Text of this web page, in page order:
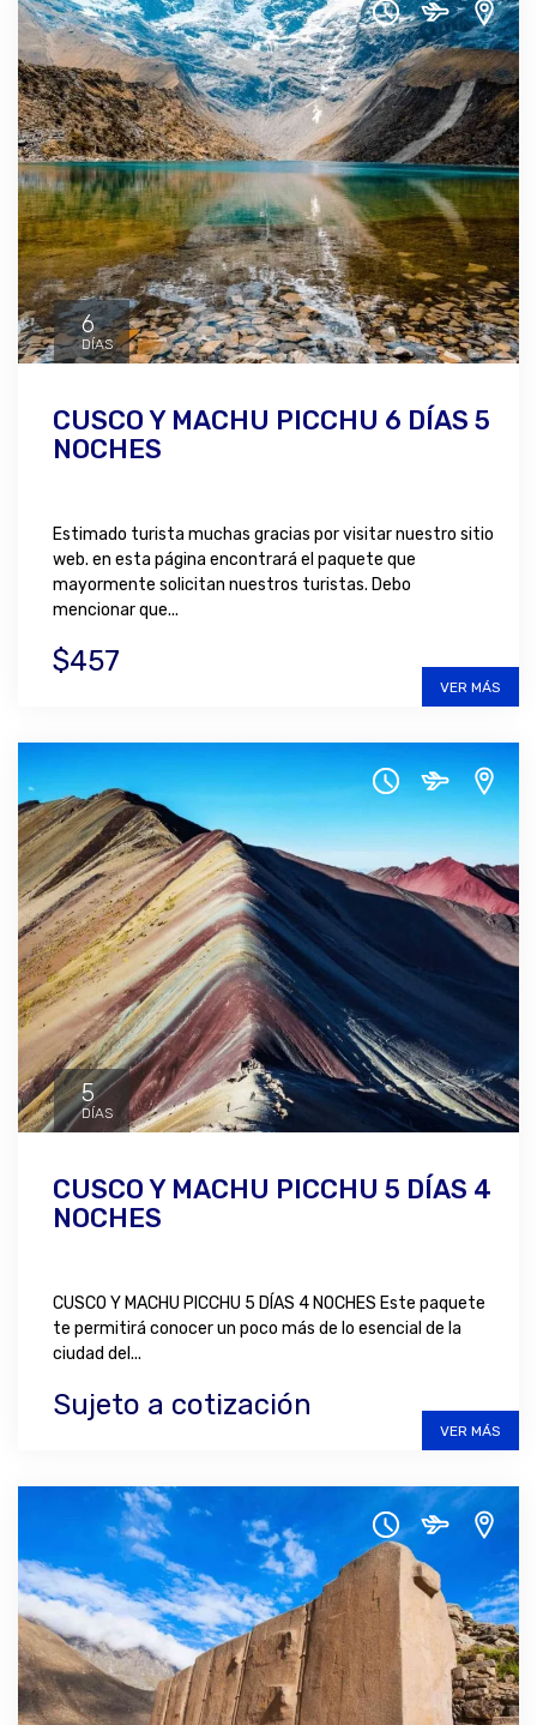
6
DÍAS
CUSCO Y MACHU PICCHU 6 DÍAS 5
NOCHES
Estimado turista muchas gracias por visitar nuestro sitio
web. en esta página encontrará el paquete que
mayormente solicitan nuestros turistas. Debo
mencionar que...
$457
VER MÁS
5
DÍAS
CUSCO Y MACHU PICCHU 5 DÍAS 4
NOCHES
CUSCO Y MACHU PICCHU 5 DÍAS 4 NOCHES Este paquete
te permitirá conocer un poco más de lo esencial de la
ciudad del...
Sujeto a cotización
VER MÁS